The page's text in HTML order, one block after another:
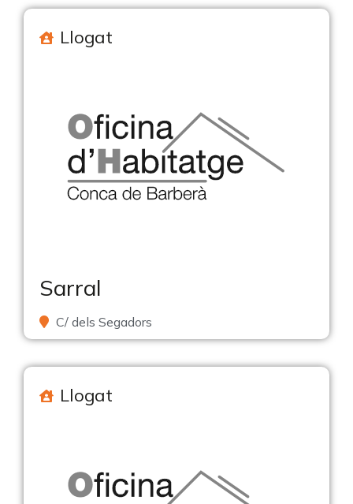
Llogat
Sarral
C/ dels Segadors
Llogat